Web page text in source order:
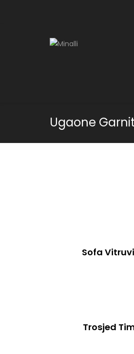
Ugaone
Sofa
Trosjed